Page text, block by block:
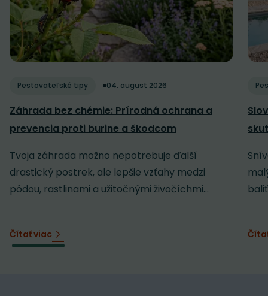
Pestovateľské tipy 04. august 2026
Záhrada bez chémie: Prírodná ochrana a
prevencia proti burine a škodcom
Tvoja záhrada možno nepotrebuje ďalší
drastický postrek, ale lepšie vzťahy medzi
pôdou, rastlinami a užitočnými živočíchmi...
Čítať viac